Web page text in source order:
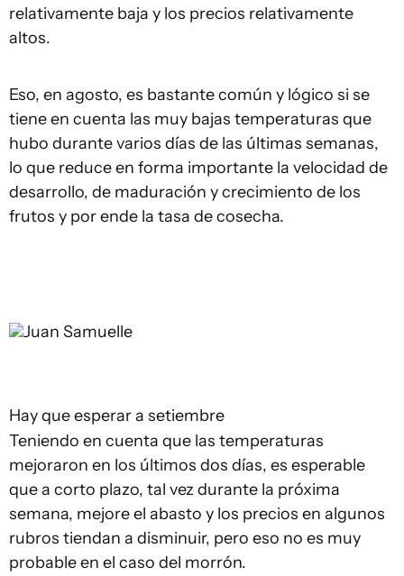
relativamente baja y los precios relativamente
altos.
Eso, en agosto, es bastante común y lógico si se
tiene en cuenta las muy bajas temperaturas que
hubo durante varios días de las últimas semanas,
lo que reduce en forma importante la velocidad de
desarrollo, de maduración y crecimiento de los
frutos y por ende la tasa de cosecha.
Juan Samuelle
Hay que esperar a setiembre
Teniendo en cuenta que las temperaturas
mejoraron en los últimos dos días, es esperable
que a corto plazo, tal vez durante la próxima
semana, mejore el abasto y los precios en algunos
rubros tiendan a disminuir, pero eso no es muy
probable en el caso del morrón.